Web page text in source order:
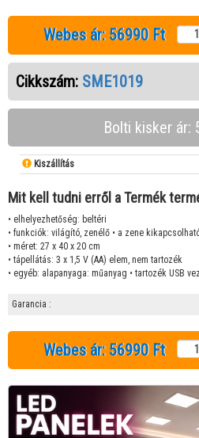
Webes ár: 56990 Ft
Cikkszám: SME1019
Bolti kisker ár:
Kiszállítás
Mit kell tudni erről a Termék
• elhelyezhetőség: beltéri
• funkciók: világító, zenélő • a zene
• méret: 27 x 40 x 20 cm
• tápellátás: 3 x 1,5 V (AA) elem, nem tartozék
• egyéb: alapanyaga: műanyag • tartozék USB
Garancia :
Webes ár: 56990 Ft